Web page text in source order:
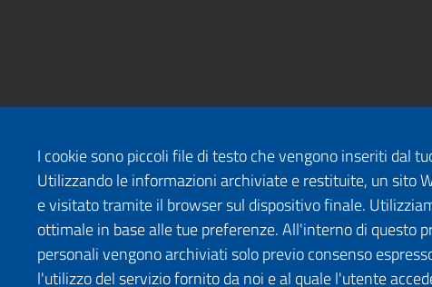
I cookie sono piccoli file di testo che vengono inseriti dal
Utilizzando le informazioni archiviate e restituite, un sito
e visitato tramite il browser sul dispositivo finale.
ottimale in base alle tue preferenze. All'interno di questo
personali vengono archiviati solo previo consenso
l'utilizzo del servizio fornito da noi e al quale l'utente